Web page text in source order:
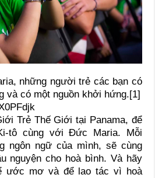
những người trẻ các bạn có
và có một nguồn khởi hứng.[1]
Trẻ Thế Giới tại Panama, để
tô cùng với Đức Maria. Mỗi
ngôn ngữ của mình, sẽ cùng
nguyện cho hoà bình. Và hãy
ước mơ và để lao tác vì hoà